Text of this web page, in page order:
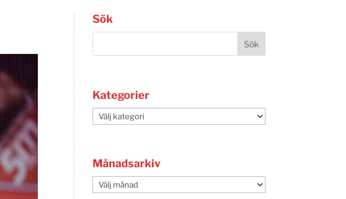
Sök
Kategorier
Kategorier
Månadsarkiv
Månadsarkiv